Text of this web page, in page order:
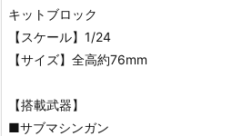
キットブロック
【スケール】1/24
【サイズ】全高約76mm
【搭載武器】
■サブマシンガン